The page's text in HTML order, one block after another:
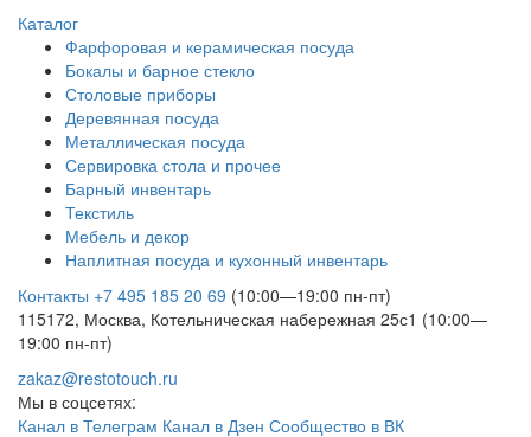
Каталог
Фарфоровая и керамическая посуда
Бокалы и барное стекло
Столовые приборы
Деревянная посуда
Металлическая посуда
Сервировка стола и прочее
Барный инвентарь
Текстиль
Мебель и декор
Наплитная посуда и кухонный инвентарь
Контакты +7 495 185 20 69 (10:00—19:00 пн-пт)
115172, Москва, Котельническая набережная 25с1 (10:00—
19:00 пн-пт)
zakaz@restotouch.ru
Мы в соцсетях:
Канал в Телеграм Канал в Дзен Сообщество в ВК